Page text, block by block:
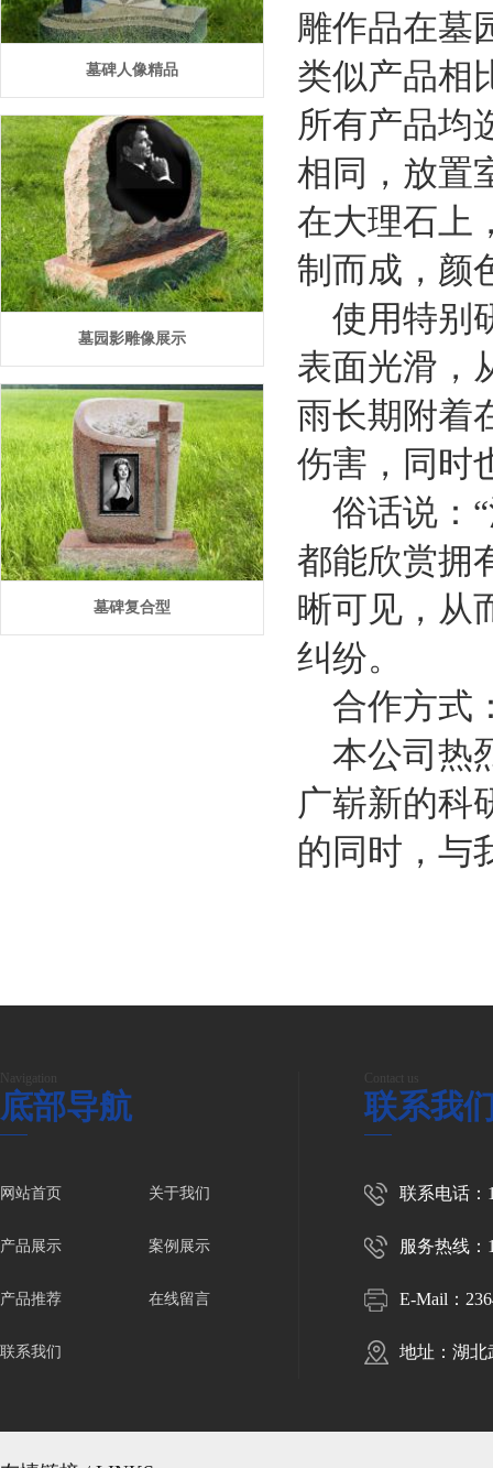
墓碑人像精品
墓园影雕像展示
墓碑复合型
雕作品在墓
类似产品相
所有产品均
相同，放置
在大理石上
制而成，颜
使用特别
表面光滑，
雨长期附着
伤害，同时
俗话说：“
都能欣赏拥
晰可见，从
纠纷。
合作方式
本公司热
广崭新的科
的同时，与
底部导航
网站首页 关于我们
产品展示 案例展示
产品推荐 在线留言
联系我们
联系我
联系电话：
服务热线：
E-Mail：
地址：湖北